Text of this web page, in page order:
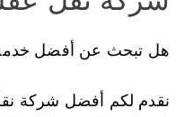
هل تبحث عن أفضل
نقدم لكم أفضل شركة